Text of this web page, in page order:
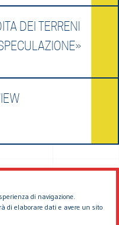
di navigazione.
di elaborare dati e avere un sito
DEI TERRENI